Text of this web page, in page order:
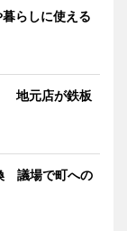
らしに使える
地元店が鉄板
議場で町への